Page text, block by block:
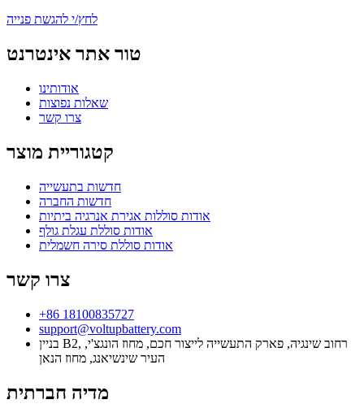
לחץ/י להגשת פנייה
טור אתר אינטרנט
אודותינו
שאלות נפוצות
צרו קשר
קטגוריית מוצר
חדשות בתעשייה
חדשות החברה
אודות סוללות אגירת אנרגיה ביתיות
אודות סוללת עגלת גולף
אודות סוללת סירה חשמלית
צרו קשר
+86 18100835727
support@voltupbattery.com
בניין B2, רחוב שינגיה, פארק התעשייה לייצור חכם, מחוז הונגצ'י,
העיר שינשיאנג, מחוז הנאן
מדיה חברתית